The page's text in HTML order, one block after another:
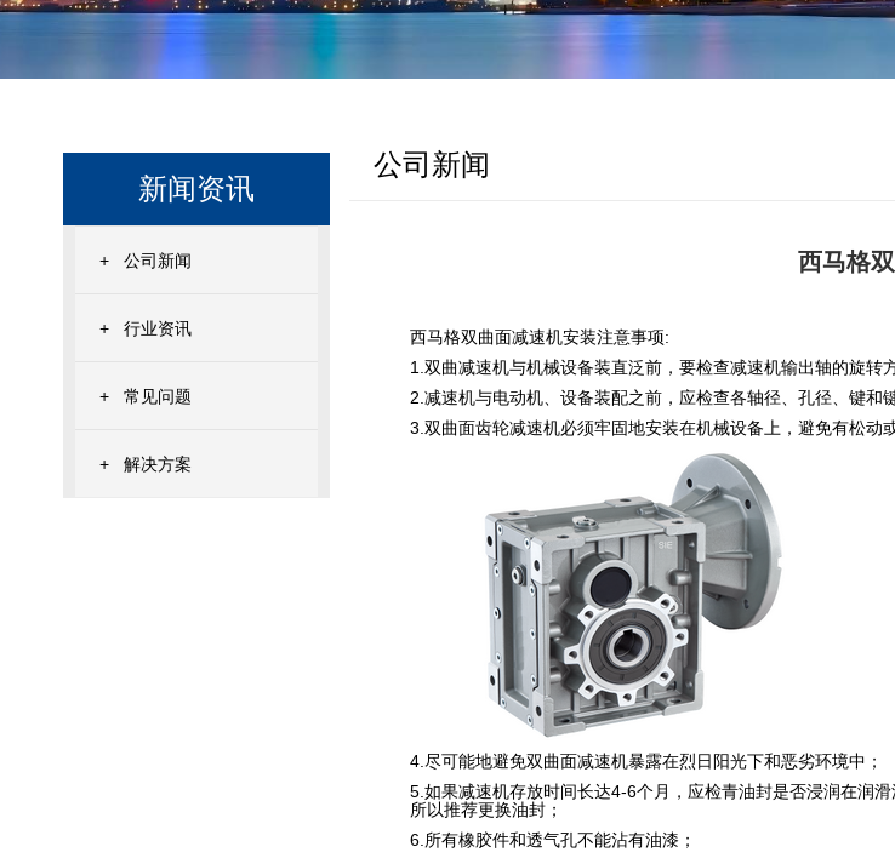
新闻资讯
+ 公司新闻
+ 行业资讯
+ 常见问题
+ 解决方案
公司新闻
西马格
西马格双曲面减速机安装注意事项:
1. 双曲减速机与机械设备装直泛前，要检查减速机输出轴的旋转
2. 减速机与电动机、设备装配之前，应检查各轴径、孔径、键和
3. 双曲面齿轮减速机 必须牢固地安装在机械设备上，避免有松动
4. 尽可能地避免双曲面减速机 暴露在烈日阳光下和恶劣环境中；
5. 如果减速机存放时间长达4-6个月，应检青油封是否浸润在润
所以推荐更换油封；
6. 所有橡胶件和透气孔不能沾有油漆；